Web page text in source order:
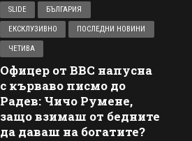
SLIDE
БЪЛГАРИЯ
ЕКСКЛУЗИВНО ПОСЛЕДНИ НОВИНИ
ЧЕТИВА
Офицер от ВВС напусна
с кърваво писмо до
Радев: Чичо Румене,
защо взимаш от бедните
да даваш на богатите?